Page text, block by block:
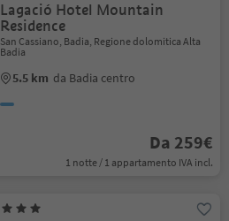
Lagació Hotel Mountain
Residence
San Cassiano, Badia, Regione dolomitica Alta
Badia
5.5 km da Badia centro
Da 259€
1 notte / 1 appartamento IVA incl.